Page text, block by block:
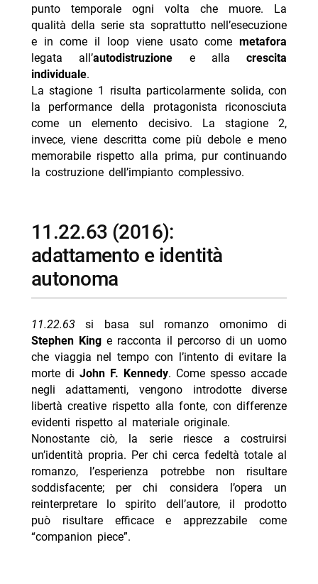
punto temporale ogni volta che muore. La
qualità della serie sta soprattutto nell’esecuzione
e in come il loop viene usato comemetafora
legata all’autodistruzione e allacrescita
individuale.
La stagione 1 risulta particolarmente solida, con
la performance della protagonista riconosciuta
come un elemento decisivo. La stagione 2,
invece, viene descritta come più debole e meno
memorabile rispetto alla prima, pur continuando
la costruzione dell’impianto complessivo.
11.22.63 (2016):
adattamento e identità
autonoma
11.22.63si basa sul romanzo omonimo di
Stephen King e racconta il percorso di un uomo
che viaggia nel tempo con l’intento di evitare la
morte di John F. Kennedy. Come spesso accade
negli adattamenti, vengono introdotte diverse
libertà creative rispetto alla fonte, con differenze
evidenti rispetto al materiale originale.
Nonostante ciò, la serie riesce a costruirsi
un’identità propria. Per chi cerca fedeltà totale al
romanzo, l’esperienza potrebbe non risultare
soddisfacente; per chi considera l’opera un
reinterpretare lo spirito dell’autore, il prodotto
può risultare efficace e apprezzabile come
“companion piece”.